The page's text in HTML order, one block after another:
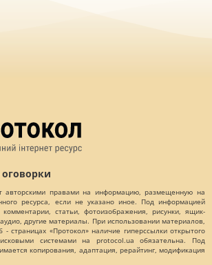
авторскими правами на информацию, размещенную на
ресурса, если не указано иное. Под информацией
статьи, фотоизображения, рисунки, ящик-
другие материалы. При использовании материалов,
страницах «Протокол» наличие гиперссылки открытого
системами на protocol.ua обязательна. Под
копирования, адаптация, рерайтинг, модификация